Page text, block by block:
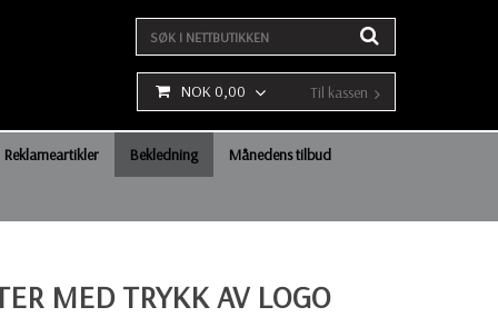
NOK 0,00 Til kassen
Reklameartikler Bekledning Månedens tilbud
MED TRYKK AV LOGO